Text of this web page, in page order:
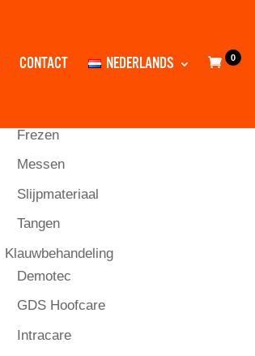
CONTACT NEDERLANDS 0
Productcategorieën
Frezen
Messen
Slijpmateriaal
Tangen
Klauwbehandeling
Demotec
GDS Hoofcare
Intracare